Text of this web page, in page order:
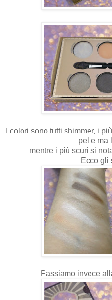
I colori sono tutti shimmer, i
pelle ma
mentre i più scuri si
Ecco gli
Passiamo invece